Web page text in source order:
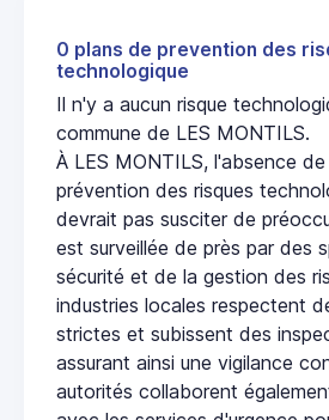
0 plans de prevention des
technologique
Il n'y a aucun risque
commune de LES MONTILS.
À LES MONTILS, l'absence
prévention des risques
devrait pas susciter de
est surveillée de près par des
sécurité et de la gestion des
industries locales respectent
strictes et subissent des
assurant ainsi une vigilance
autorités collaborent